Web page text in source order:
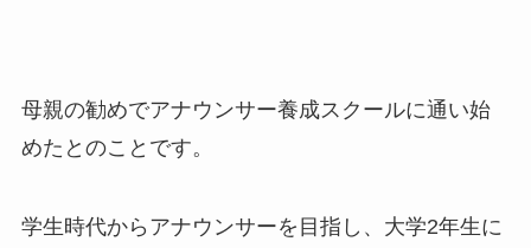
母親の勧めでアナウンサー養成スクールに通い始
めたとのことです。
学生時代からアナウンサーを目指し、大学2年生に